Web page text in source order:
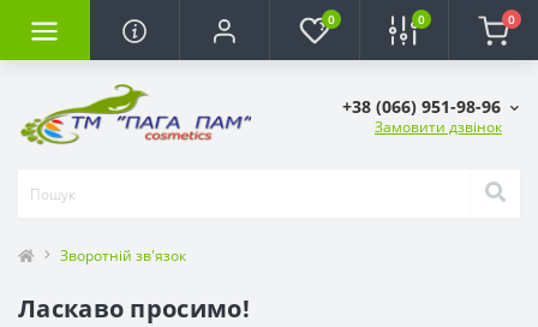
0 0 0
+38 (066) 951-98-96
Замовити дзвінок
Зворотній зв'язок
Ласкаво просимо!